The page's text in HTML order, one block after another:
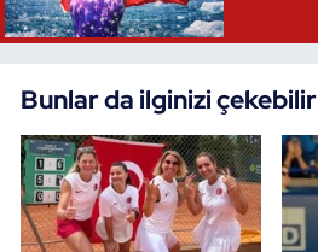
Bunlar da ilginizi çekebilir
Oryantiring
Özel Sporcular
Paralimpik
Ragbi